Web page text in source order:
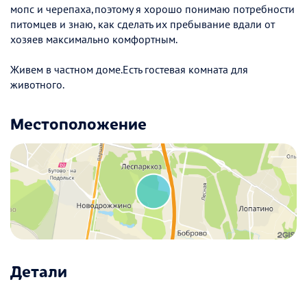
мопс и черепаха,поэтому я хорошо понимаю потребности
питомцев и знаю, как сделать их пребывание вдали от
хозяев максимально комфортным.
Живем в частном доме.Есть гостевая комната для
животного.
Местоположение
Детали